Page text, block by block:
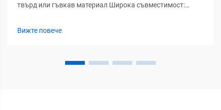
твърд или гъвкав материал Широка съвместимост:
Вижте повече